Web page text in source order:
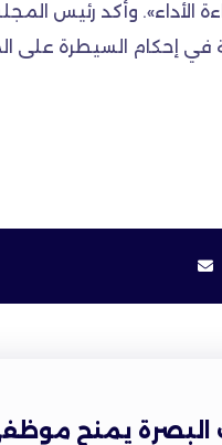
الأداء». وأكد رئيس
في إحكام السيطرة على
البصرة يمنح